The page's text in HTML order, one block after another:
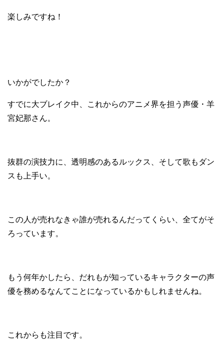
楽しみですね！
いかがでしたか？
すでに大ブレイク中、これからのアニメ界を担う声優・羊
宮妃那さん。
抜群の演技力に、透明感のあるルックス、そして歌もダン
スも上手い。
この人が売れなきゃ誰が売れるんだってくらい、全てがそ
ろっています。
もう何年かしたら、だれもが知っているキャラクターの声
優を務めるなんてことになっているかもしれませんね。
これからも注目です。